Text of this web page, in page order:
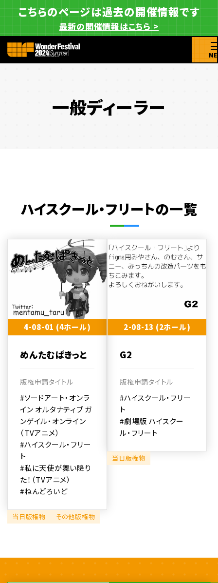
こちらのページは過去の開催情報です
最新の開催情報はこちら >
一般ディーラー
ハイスクール・フリートの一覧
4-08-01 (4ホール)
めんたむぱきっと
版権申請タイトル
#ソードアート・オンラ
イン オルタナティブ ガ
ンゲイル・オンライン
（TVアニメ）
#ハイスクール・フリー
ト
#私に天使が舞い降り
た！（TVアニメ）
#ねんどろいど
当日版権物 その他版権物
2-08-13 (2ホール)
G2
版権申請タイトル
#ハイスクール・フリー
ト
#劇場版 ハイスクー
ル・フリート
当日版権物